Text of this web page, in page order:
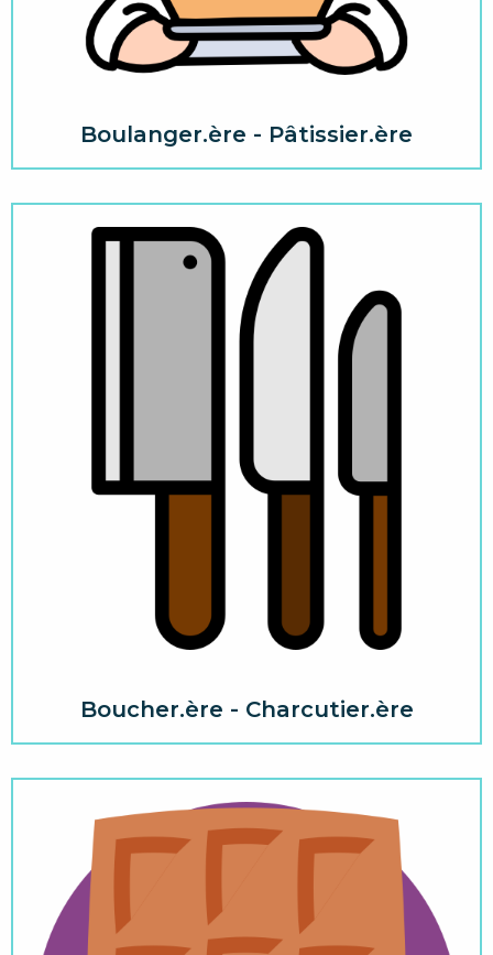
Boulanger.ère - Pâtissier.ère
Boucher.ère - Charcutier.ère